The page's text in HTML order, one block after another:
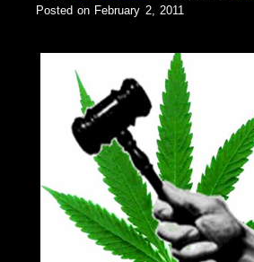
Posted on February 2, 2011